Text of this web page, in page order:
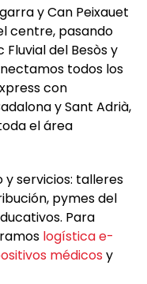
y Can Peixauet
centre, pasando
del Besòs y
todos los
con
y Sant Adrià,
el área
servicios: talleres
pymes del
Para
logística e-
médicos y